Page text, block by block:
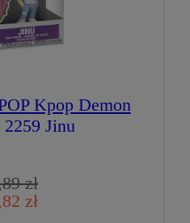
Kpop Demon
Jinu
zł
zł